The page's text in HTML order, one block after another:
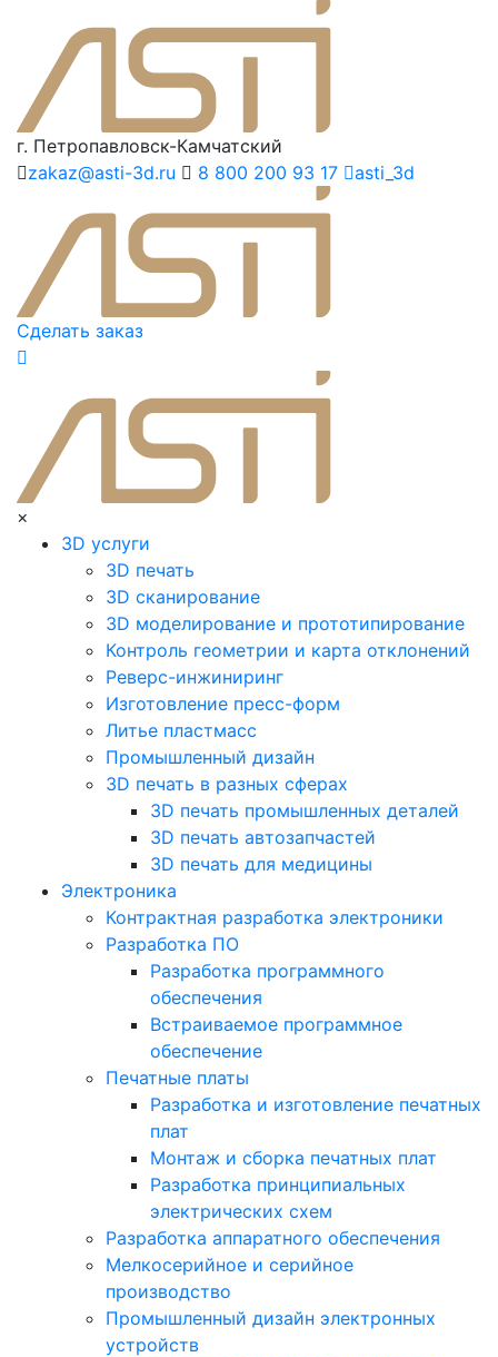
г. Петропавловск-Камчатский
zakaz@asti-3d.ru
8 800 200 93 17 asti_3d
Сделать заказ
×
3D услуги
3D печать
3D сканирование
3D моделирование и прототипирование
Контроль геометрии и карта отклонений
Реверс-инжиниринг
Изготовление пресс-форм
Литье пластмасс
Промышленный дизайн
3D печать в разных сферах
3D печать промышленных деталей
3D печать автозапчастей
3D печать для медицины
Электроника
Контрактная разработка электроники
Разработка ПО
Разработка программного
обеспечения
Встраиваемое программное
обеспечение
Печатные платы
Разработка и изготовление печатных
плат
Монтаж и сборка печатных плат
Разработка принципиальных
электрических схем
Разработка аппаратного обеспечения
Мелкосерийное и серийное
производство
Промышленный дизайн электронных
устройств